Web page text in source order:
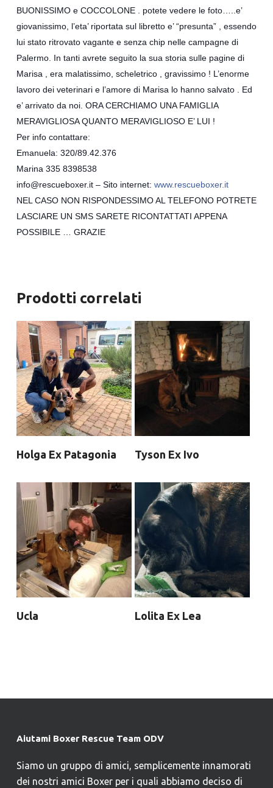
BUONISSIMO e COCCOLONE . potete vedere le foto…..e’
giovanissimo, l’eta’ riportata sul libretto e’ “presunta” , essendo
lui stato ritrovato vagante e senza chip nelle campagne di
Palermo. In tanti avrete seguito la sua storia sulle pagine di
Marisa , era malatissimo, scheletrico , gravissimo ! L’enorme
lavoro dei veterinari e l’amore di Marisa lo hanno salvato . Ed
e’ arrivato da noi. ORA CERCHIAMO UNA FAMIGLIA
MERAVIGLIOSA QUANTO MERAVIGLIOSO E’ LUI !
Per info contattare:
Emanuela: 320/89.42.376
Marina 335 8398538
info@rescueboxer.it – Sito internet: www.rescueboxer.it
NEL CASO NON RISPONDESSIMO AL TELEFONO POTRETE
LASCIARE UN SMS SARETE RICONTATTATI APPENA
POSSIBILE … GRAZIE
Prodotti correlati
Holga Ex Patagonia Tyson Ex Ivo
Ucla Lolita Ex Lea
Aiutami Boxer Rescue Team ODV
Siamo un gruppo di amici, semplicemente innamorati
dei nostri amici Boxer per i quali abbiamo deciso di